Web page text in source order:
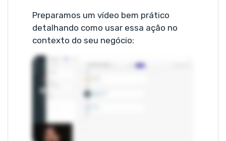
Preparamos um vídeo bem prático
detalhando como usar essa ação no
contexto do seu negócio: